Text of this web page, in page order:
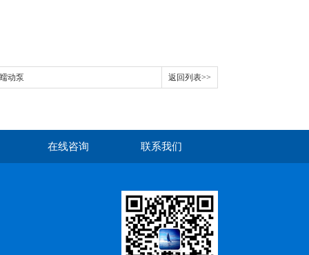
动泵 返回列表>>
在线咨询 联系我们